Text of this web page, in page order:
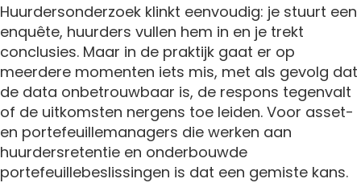
Huurdersonderzoek klinkt eenvoudig: je stuurt een
enquête, huurders vullen hem in en je trekt
conclusies. Maar in de praktijk gaat er op
meerdere momenten iets mis, met als gevolg dat
de data onbetrouwbaar is, de respons tegenvalt
of de uitkomsten nergens toe leiden. Voor asset-
en portefeuillemanagers die werken aan
huurdersretentie en onderbouwde
portefeuillebeslissingen is dat een gemiste kans.